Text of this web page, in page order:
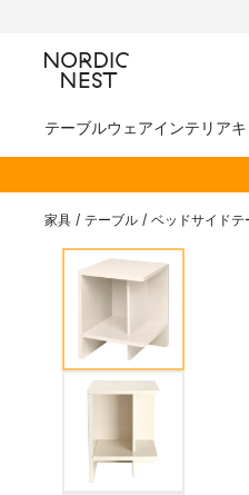
テーブルウェアインテリア
家具 / テーブル / ベッドサイドテ